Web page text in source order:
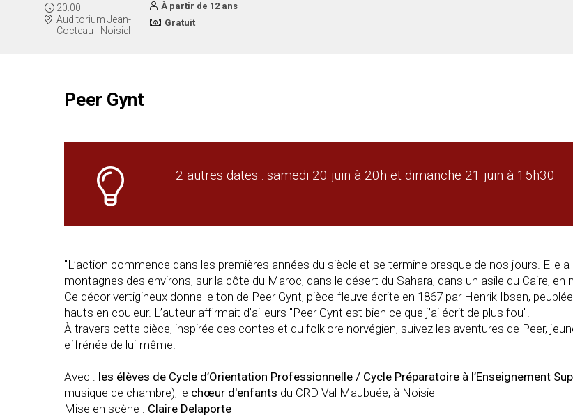
20:00
Auditorium Jean-
Cocteau - Noisiel
À partir de 12 ans
Gratuit
Peer Gynt
2 autres dates : samedi 20 juin à 20h et dimanche 21 juin à 15h30
"L’action commence dans les premières années du siècle et se termine presque de nos jours. Elle
montagnes des environs, sur la côte du Maroc, dans le désert du Sahara, dans un asile du Caire, en
Ce décor vertigineux donne le ton de Peer Gynt, pièce-fleuve écrite en 1867 par Henrik Ibsen,
hauts en couleur. L’auteur affirmait d’ailleurs "Peer Gynt est bien ce que j’ai écrit de plus fou".
À travers cette pièce, inspirée des contes et du folklore norvégien, suivez les aventures de Peer,
effrénée de lui-même.
Avec : les élèves de Cycle d’Orientation Professionnelle / Cycle Préparatoire à l’Enseignement
musique de chambre), le chœur d'enfants du CRD Val Maubuée, à Noisiel
Mise en scène : Claire Delaporte